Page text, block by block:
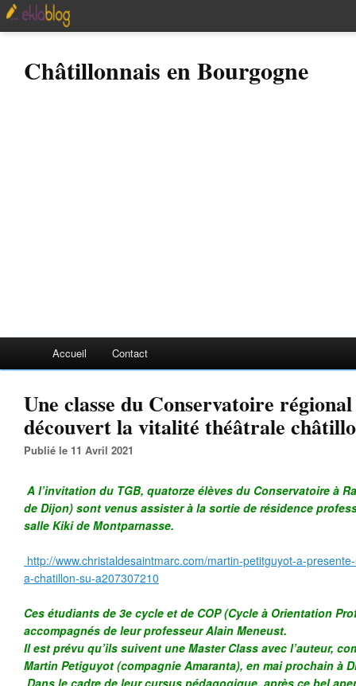
Châtillonnais en Bourgogne
Accueil Contact
Une classe du Conservatoire
découvert la vitalité théâtrale
Publié le 11 Avril 2021
A l’invitation du TGB, quatorze élèves du Conservatoire à
de Dijon) sont venus assister à la sortie de résidence
salle Kiki de Montparnasse.
http://www.christaldesaintmarc.com/martin-petitguyot-a-
a-chatillon-su-a207307210
Ces étudiants de 3e cycle et de COP (Cycle à Orientation
accompagnés de leur professeur Alain Meneust.
Il est prévu qu’ils suivent une Master Class avec l’auteur,
Martin Petiguyot (compagnie Amaranta), en mai prochain à
Dans le cadre de leur cursus pédagogique, après ce bel